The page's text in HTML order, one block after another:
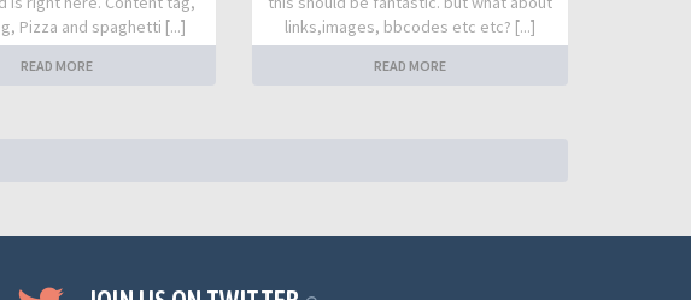
Pizza and spaghetti [...]
READ MORE
links,images, bbcodes etc etc? [...]
READ MORE